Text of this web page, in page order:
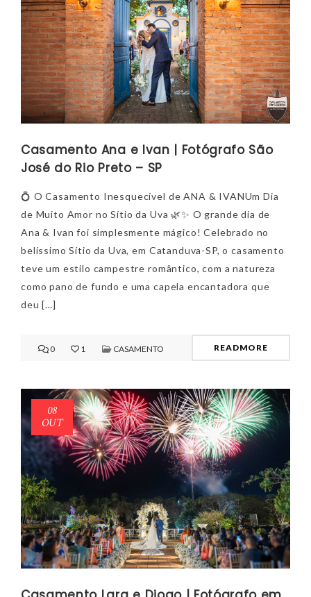
Casamento Ana e Ivan | Fotógrafo São
José do Rio Preto – SP
💍 O Casamento Inesquecível de ANA & IVANUm Dia
de Muito Amor no Sítio da Uva 🌿✨ O grande dia de
Ana & Ivan foi simplesmente mágico! Celebrado no
belíssimo Sítio da Uva, em Catanduva-SP, o casamento
teve um estilo campestre romântico, com a natureza
como pano de fundo e uma capela encantadora que
deu […]
0 1 CASAMENTO READMORE
08
OUT